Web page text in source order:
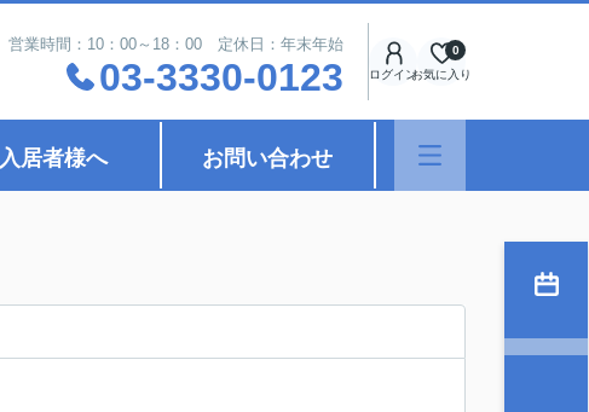
営業時間：10：00～18：00 定休日：年末年始
03-3330-0123 ログインお気に入り
0
入居者様へ お問い合わせ